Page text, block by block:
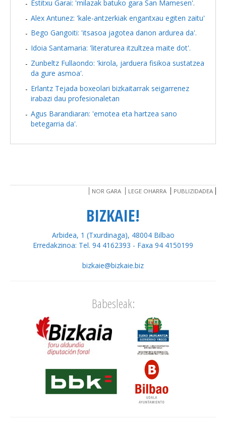
Estitxu Garai: 'milazak batuko gara San Mamesen'.
Alex Antunez: 'kale-antzerkiak engantxau egiten zaitu'
Bego Gangoiti: 'itsasoa jagotea danon ardurea da'.
Idoia Santamaria: 'literaturea itzultzea maite dot'.
Zunbeltz Fullaondo: 'kirola, jarduera fisikoa sustatzea
da gure asmoa'.
Erlantz Tejada boxeolari bizkaitarrak seigarrenez
irabazi dau profesionaletan
Agus Barandiaran: 'emotea eta hartzea sano
betegarria da'.
NOR GARA LEGE OHARRA PUBLIZIDADEA
BIZKAIE!
Arbidea, 1 (Txurdinaga), 48004 Bilbao
Erredakzinoa: Tel. 94 4162393 - Faxa 94 4150199
bizkaie@bizkaie.biz
Babesleak: